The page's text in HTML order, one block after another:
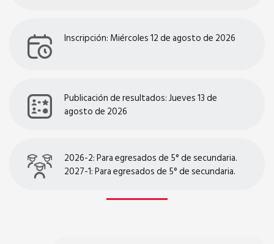
Inscripción: Miércoles 12 de agosto de 2026
Publicación de resultados: Jueves 13 de
agosto de 2026
2026-2: Para egresados de 5° de secundaria.
2027-1: Para egresados de 5° de secundaria.